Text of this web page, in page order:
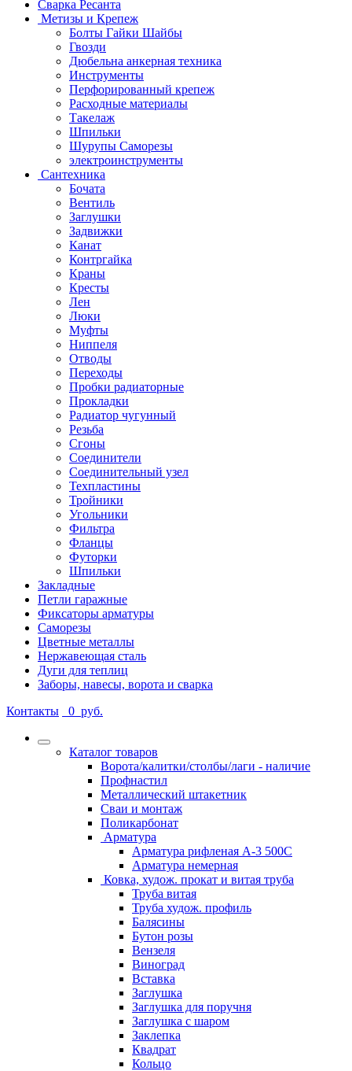
Сварка Ресанта
Метизы и Крепеж
Болты Гайки Шайбы
Гвозди
Дюбельна анкерная техника
Инструменты
Перфорированный крепеж
Расходные материалы
Такелаж
Шпильки
Шурупы Саморезы
электроинструменты
Сантехника
Бочата
Вентиль
Заглушки
Задвижки
Канат
Контргайка
Краны
Кресты
Лен
Люки
Муфты
Ниппеля
Отводы
Переходы
Пробки радиаторные
Прокладки
Радиатор чугунный
Резьба
Сгоны
Соединители
Соединительный узел
Техпластины
Тройники
Угольники
Фильтра
Фланцы
Футорки
Шпильки
Закладные
Петли гаражные
Фиксаторы арматуры
Саморезы
Цветные металлы
Нержавеющая сталь
Дуги для теплиц
Заборы, навесы, ворота и сварка
Контакты
0 руб.
Каталог товаров
Ворота/калитки/столбы/лаги - наличие
Профнастил
Металлический штакетник
Сваи и монтаж
Поликарбонат
Арматура
Арматура рифленая А-3 500С
Арматура немерная
Ковка, худож. прокат и витая труба
Труба витая
Труба худож. профиль
Балясины
Бутон розы
Вензеля
Виноград
Вставка
Заглушка
Заглушка для поручня
Заглушка с шаром
Заклепка
Квадрат
Кольцо